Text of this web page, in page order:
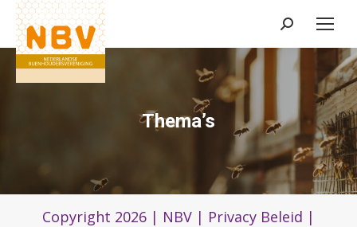
Zoeken:
Thema’s
Copyright 2026 | NBV | Privacy Beleid |